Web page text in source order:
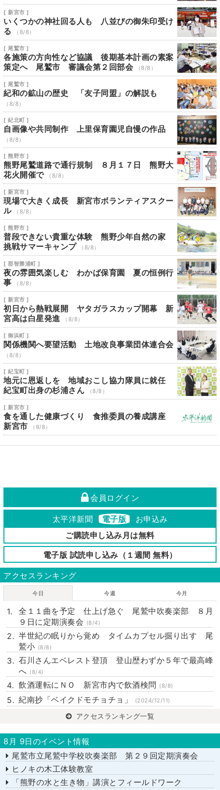
[ 新宮市 ]
いくつかの神社回る人も 八並びの御朱印受け
る
（8/8）
[ 尾鷲市 ]
各施策の方向性など協議 後期基本計画の素案
策定へ 尾鷲市 審議会第２回部会
（8/8）
[ 尾鷲市 ]
紀和の鉱山の歴史 「友子同盟」の解説も
（8/8）
[ 紀北町 ]
自画像や共同制作 上里保育園児自慢の作品
（8/8）
[ 熊野市 ]
熊野尾鷲道路で通行規制 ８月１７日 熊野大
花火開催で
（8/8）
[ 新宮市 ]
現場で大きく成長 新宮市ボランティアスクー
ル
（8/8）
[ 熊野市 ]
普段できない貴重な体験 熊野少年自然の家
挑戦サマーキャンプ
（8/8）
[ 那智勝浦町 ]
夜の雰囲気楽しむ わかば保育園 夏の恒例行
事
（8/8）
[ 新宮市 ]
初日から熱戦展開 ヤタガラスカップ開幕 新
宮高は白星発進
（8/8）
[ 御浜町 ]
関係機関へ要望活動 土地改良事業団体連合会
（8/8）
[ 紀宝町 ]
地元に恩返しを 地域おこし協力隊員に就任
紀宝町出身の杉浦さん
（8/8）
[ 新宮市 ]
食を通した健康づくり 食推委員の養成講座
新宮市
（8/8）
会員ログイン
太平洋新聞 電子版
お申込み
ご購読申し込み月は無料
電子版 試読申し込み（１週間 無料）
アクセスランキング
今日 今週 今月
全１１曲を予定 仕上げ急ぐ 尾鷲中吹奏楽部 ８月
９日に定期演奏会 (8/4)
半世紀の眠りから覚め タイムカプセル掘り出す 尾
鷲小 (8/8)
石川さんエベレスト登頂 登山歴わずか５年で最高峰
へ (8/4)
飲酒運転にＮＯ 新宮市内で飲酒検問 (8/8)
紀南抄「ベイクドモチョチョ」 (2024/12/11)
アクセスランキング一覧
8月 9日のイベント情報
尾鷲市立尾鷲中学校吹奏楽部 第２９回定期演奏会
ヒノキの木工体験教室
「熊野の水と生き物」講演とフィールドワーク